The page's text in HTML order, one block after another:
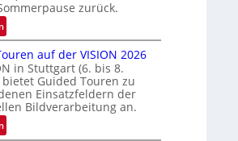
r
e
z
t
e
M
ö
zurück.
:
R
ü
c
k
k
e
h
auf der VISION 2026
in Stuttgart (6. bis 8.
bietet Guided Touren zu
Einsatzfeldern der
Bildverarbeitung an.
: